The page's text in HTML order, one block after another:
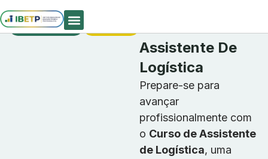
Cursos
Profissionalizantes
Assistente De
Logística
Prepare-se para
avançar
profissionalmente com
o Curso de Assistente
de Logística, uma